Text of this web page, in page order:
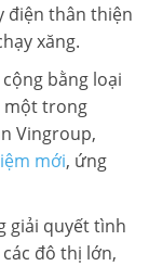
điện thân thiện
xăng.
bằng loại
một trong
Vingroup,
mới, ứng
giải quyết tình
đô thị lớn,